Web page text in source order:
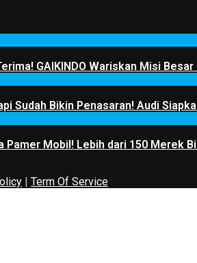
GAIKINDO Wariskan Misi
Sudah Bikin Penasaran! Audi
Pamer Mobil! Lebih dari 150 Merek
| Term Of Service